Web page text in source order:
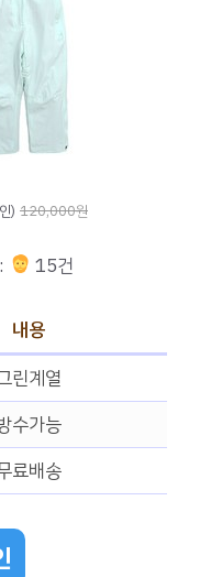
) 120,000원
15건
내용
린계열
수가능
료배송